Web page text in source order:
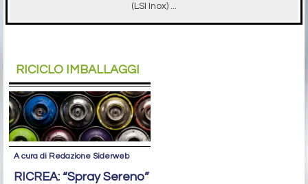
(LSI Inox) ...
RICICLO IMBALLAGGI
A cura di Redazione Siderweb
RICREA: “Spray Sereno”